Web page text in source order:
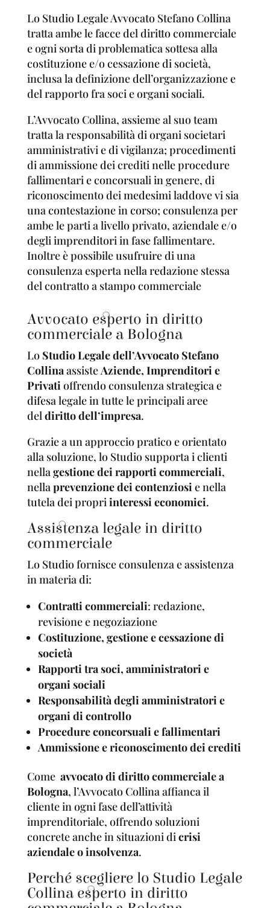
Lo Studio Legale Avvocato Stefano Collina
tratta ambe le facce del diritto commerciale
e ogni sorta di problematica sottesa alla
costituzione e/o cessazione di società,
inclusa la definizione dell’organizzazione e
del rapporto fra soci e organi sociali.
L’Avvocato Collina, assieme al suo team
tratta la responsabilità di organi societari
amministrativi e di vigilanza; procedimenti
di ammissione dei crediti nelle procedure
fallimentari e concorsuali in genere, di
riconoscimento dei medesimi laddove vi sia
una contestazione in corso; consulenza per
ambe le parti a livello privato, aziendale e/o
degli imprenditori in fase fallimentare.
Inoltre è possibile usufruire di una
consulenza esperta nella redazione stessa
del contratto a stampo commerciale
Avvocato esperto in diritto
commerciale a Bologna
Lo Studio Legale dell’Avvocato Stefano
CollinaassisteAziende, Imprenditori e
Privatioffrendo consulenza strategica e
difesa legale in tutte le principali aree
deldiritto dell’impresa.
Grazie a un approccio pratico e orientato
alla soluzione, lo Studio supporta i clienti
nellagestione dei rapporti commerciali,
nellaprevenzione dei contenziosie nella
tutela dei propriinteressi economici.
Assistenza legale in diritto
commerciale
Lo Studio fornisce consulenza e assistenza
in materia di:
Contratti commerciali: redazione,
revisione e negoziazione
Costituzione, gestione e cessazione di
società
Rapporti tra soci, amministratori e
organi sociali
Responsabilità degli amministratori e
organi di controllo
Procedure concorsuali e fallimentari
Ammissione e riconoscimento dei crediti
Come avvocato di diritto commerciale a
Bologna, l’Avvocato Collina affianca il
cliente in ogni fase dell’attività
imprenditoriale, offrendo soluzioni
concrete anche in situazioni dicrisi
aziendale o insolvenza.
Perché scegliere lo Studio Legale
Collina esperto in diritto